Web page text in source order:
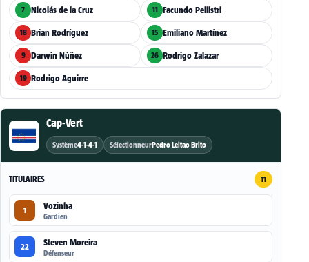
7 Nicolás de la Cruz 11 Facundo Pellistri
18 Brian Rodríguez 15 Emiliano Martínez
9 Darwin Núñez 26 Rodrigo Zalazar
19 Rodrigo Aguirre
Cap-Vert
Système4-1-4-1 SélectionneurPedro Leitao Brito
TITULAIRES 11
1 Vozinha
Gardien
22 Steven Moreira
Défenseur